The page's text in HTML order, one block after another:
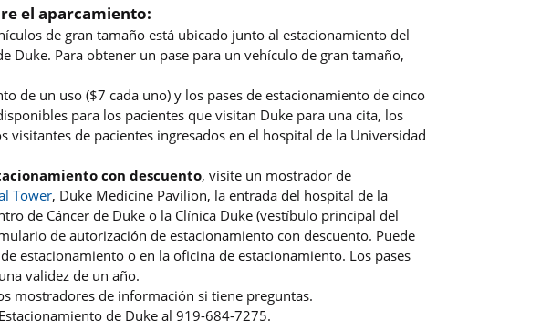
el aparcamiento:
de gran tamaño está ubicado junto al estacionamiento del
Duke. Para obtener un pase para un vehículo de gran tamaño,
de un uso ($7 cada uno) y los pases de estacionamiento de cinco
para los pacientes que visitan Duke para una cita, los
visitantes de pacientes ingresados en el hospital de la Universidad
con descuento, visite un mostrador de
Tower, Duke Medicine Pavilion, la entrada del hospital de la
de Cáncer de Duke o la Clínica Duke (vestíbulo principal del
de autorización de estacionamiento con descuento. Puede
estacionamiento o en la oficina de estacionamiento. Los pases
validez de un año.
mostradores de información si tiene preguntas.
de Duke al 919-684-7275.